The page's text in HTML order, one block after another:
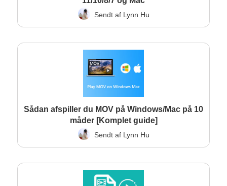
Sendt af Lynn Hu
Sådan afspiller du MOV på Windows/Mac på 10
måder [Komplet guide]
Sendt af Lynn Hu